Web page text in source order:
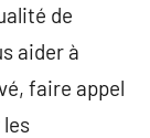
de
aider à
faire appel